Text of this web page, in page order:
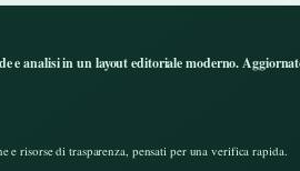
e analisi in un layout editoriale moderno.
e risorse di trasparenza, pensati per una verifica rapida.